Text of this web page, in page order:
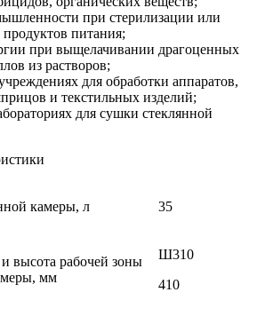
при стерилизации или
питания;
при выщелачивании драгоценных
из растворов;
для обработки аппаратов,
и текстильных изделий;
для сушки стеклянной
камеры, л 35
высота рабочей зоны
мм
Ш310
410